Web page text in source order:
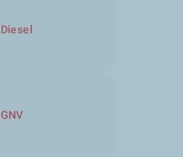
Diesel
GNV